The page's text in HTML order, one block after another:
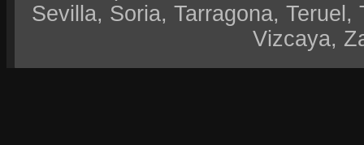
Sevilla, Soria, Tarragona,
Vizcaya,